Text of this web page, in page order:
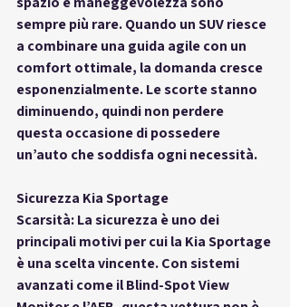
sempre più rare. Quando un SUV riesce
a combinare una guida agile con un
comfort ottimale, la domanda cresce
esponenzialmente. Le scorte stanno
diminuendo, quindi non perdere
questa occasione di possedere
un’auto che soddisfa ogni necessità.
Sicurezza Kia Sportage
Scarsità: La sicurezza è uno dei
principali motivi per cui la Kia Sportage
è una scelta vincente. Con sistemi
avanzati come il Blind-Spot View